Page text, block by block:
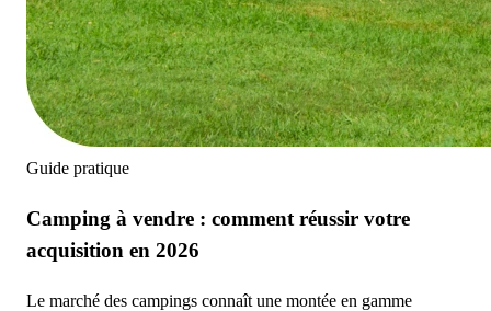
Guide pratique
Camping à vendre : comment réussir votre
acquisition en 2026
Le marché des campings connaît une montée en gamme